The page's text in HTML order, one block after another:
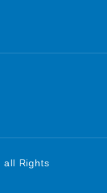
all Rights